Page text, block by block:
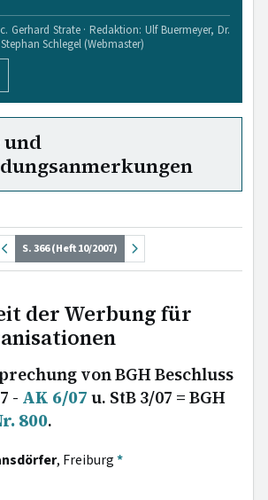
Gerhard Strate · Redaktion: Ulf Buermeyer, Dr.
Schlegel (Webmaster)
und
S. 366 (Heft 10/2007)
der Werbung für
von BGH Beschluss
- AK 6/07 u. StB 3/07 = BGH
800.
, Freiburg*